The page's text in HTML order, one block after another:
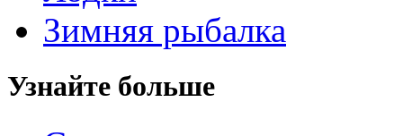
Зимняя рыбалка
Узнайте больше